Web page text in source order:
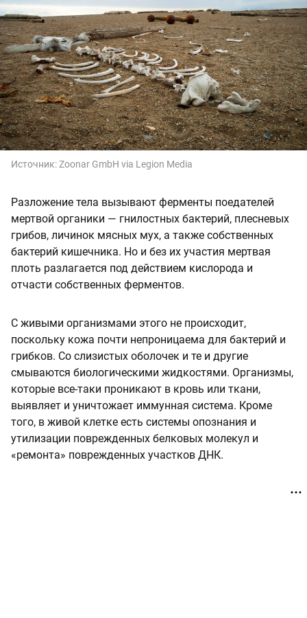
Источник:Zoonar GmbH via Legion Media
Разложение тела вызывают ферменты поедателей
мертвой органики — гнилостных бактерий, плесневых
грибов, личинок мясных мух, а также собственных
бактерий кишечника. Но и без их участия мертвая
плоть разлагается под действием кислорода и
отчасти собственных ферментов.
С живыми организмами этого не происходит,
поскольку кожа почти непроницаема для бактерий и
грибков. Со слизистых оболочек и те и другие
смываются биологическими жидкостями. Организмы,
которые все-таки проникают в кровь или ткани,
выявляет и уничтожает иммунная система. Кроме
того, в живой клетке есть системы опознания и
утилизации поврежденных белковых молекул и
«ремонта» поврежденных участков ДНК.